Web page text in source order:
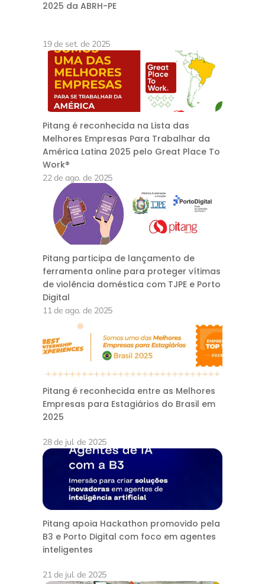
2025 da ABRH-PE
19 de set. de 2025
Pitang é reconhecida na Lista das
Melhores Empresas Para Trabalhar da
América Latina 2025 pelo Great Place To
Work®
22 de ago. de 2025
Pitang participa de lançamento de
ferramenta online para proteger vítimas
de violência doméstica com TJPE e Porto
Digital
11 de ago. de 2025
Pitang é reconhecida entre as Melhores
Empresas para Estagiários do Brasil em
2025
28 de jul. de 2025
Pitang apoia Hackathon promovido pela
B3 e Porto Digital com foco em agentes
inteligentes
21 de jul. de 2025